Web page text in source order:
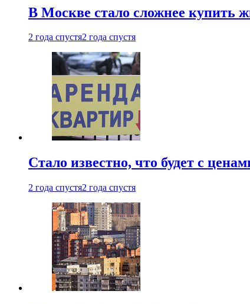
В Москве стало сложнее купить
2 года спустя2 года спустя
Стало известно, что будет с
2 года спустя2 года спустя